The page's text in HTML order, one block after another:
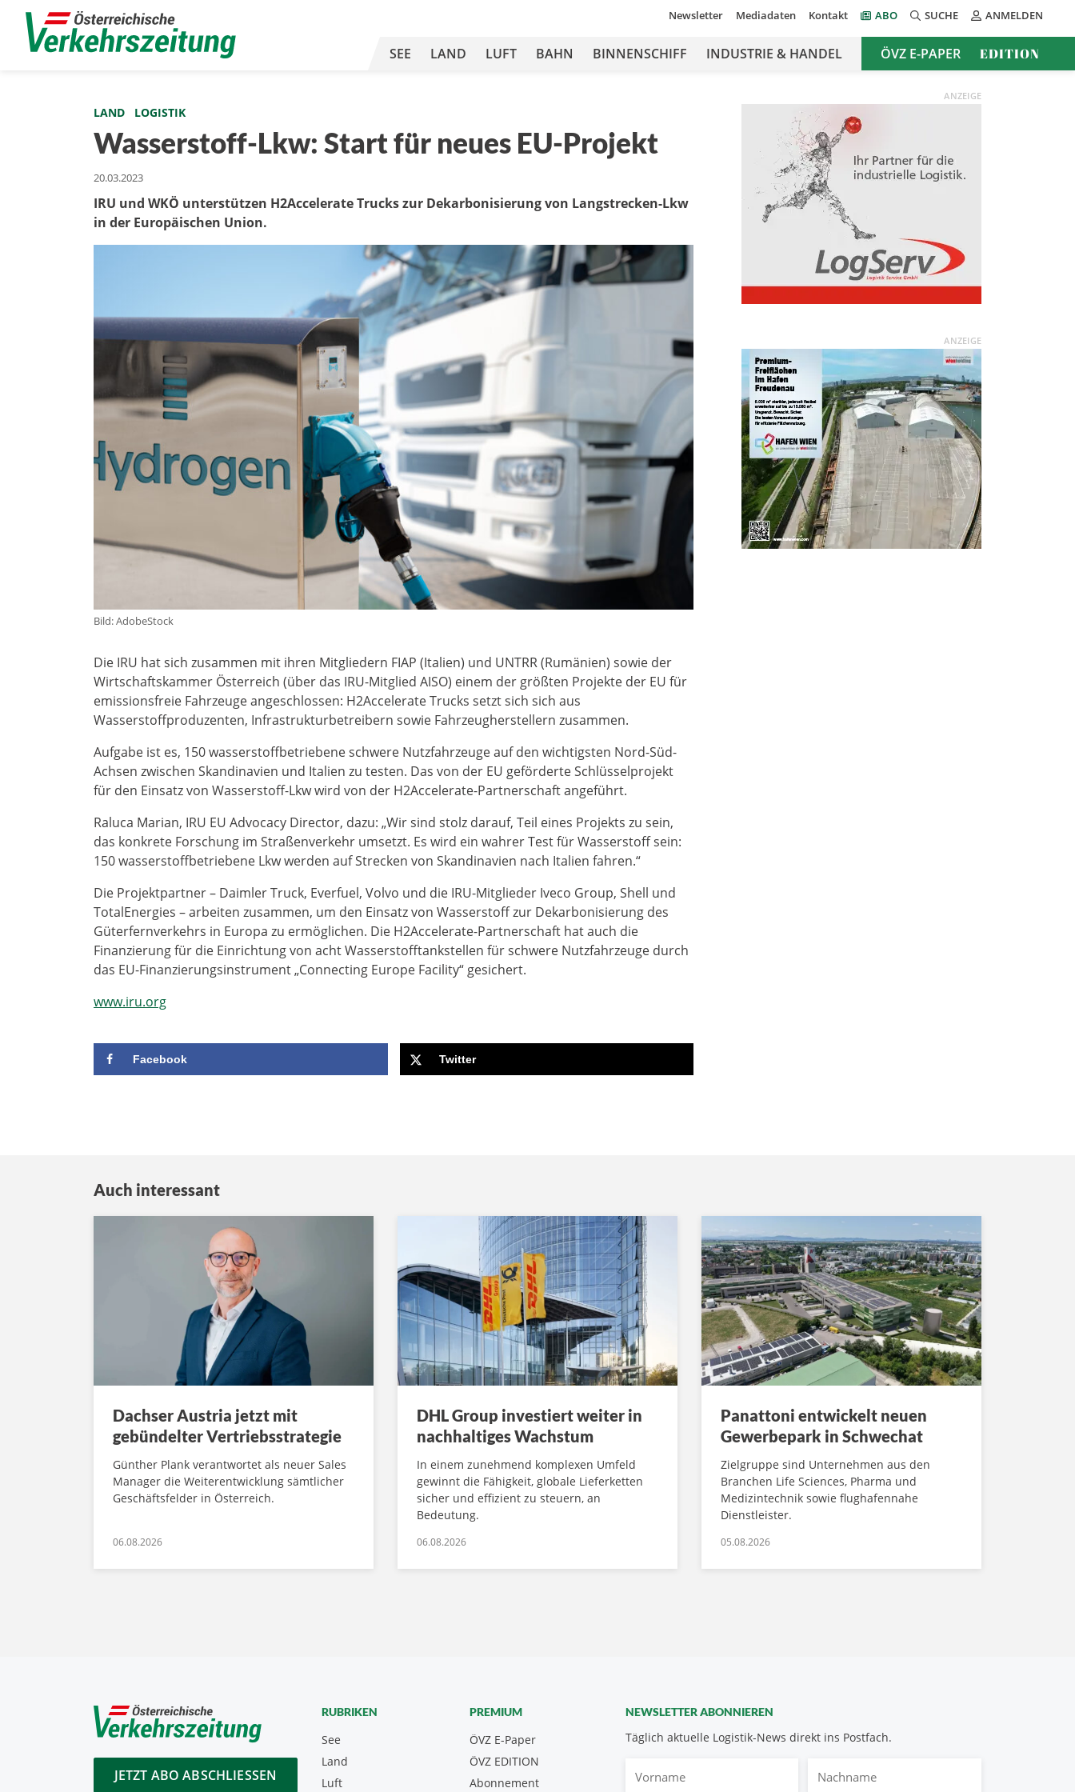
Newsletter Mediadaten Kontakt ABO SUCHE ANMELDEN
SEE LAND LUFT BAHN BINNENSCHIFF INDUSTRIE & HANDEL ÖVZ E-PAPER EDITION
LAND LOGISTIK
Wasserstoff-Lkw: Start für neues EU-Projekt
20.03.2023
IRU und WKÖ unterstützen H2Accelerate Trucks zur Dekarbonisierung von Langstrecken-Lkw
in der Europäischen Union.
Bild: AdobeStock
Die IRU hat sich zusammen mit ihren Mitgliedern FIAP (Italien) und UNTRR (Rumänien) sowie der
Wirtschaftskammer Österreich (über das IRU-Mitglied AISO) einem der größten Projekte der EU für
emissionsfreie Fahrzeuge angeschlossen: H2Accelerate Trucks setzt sich sich aus
Wasserstoffproduzenten, Infrastrukturbetreibern sowie Fahrzeugherstellern zusammen.
Aufgabe ist es, 150 wasserstoffbetriebene schwere Nutzfahrzeuge auf den wichtigsten Nord-Süd-
Achsen zwischen Skandinavien und Italien zu testen. Das von der EU geförderte Schlüsselprojekt
für den Einsatz von Wasserstoff-Lkw wird von der H2Accelerate-Partnerschaft angeführt.
Raluca Marian, IRU EU Advocacy Director, dazu: „Wir sind stolz darauf, Teil eines Projekts zu sein,
das konkrete Forschung im Straßenverkehr umsetzt. Es wird ein wahrer Test für Wasserstoff sein:
150 wasserstoffbetriebene Lkw werden auf Strecken von Skandinavien nach Italien fahren.“
Die Projektpartner – Daimler Truck, Everfuel, Volvo und die IRU-Mitglieder Iveco Group, Shell und
TotalEnergies – arbeiten zusammen, um den Einsatz von Wasserstoff zur Dekarbonisierung des
Güterfernverkehrs in Europa zu ermöglichen. Die H2Accelerate-Partnerschaft hat auch die
Finanzierung für die Einrichtung von acht Wasserstofftankstellen für schwere Nutzfahrzeuge durch
das EU-Finanzierungsinstrument „Connecting Europe Facility“ gesichert.
www.iru.org
Facebook Twitter
ANZEIGE
ANZEIGE
Auch interessant
Dachser Austria jetzt mit
gebündelter Vertriebsstrategie
Günther Plank verantwortet als neuer Sales
Manager die Weiterentwicklung sämtlicher
Geschäftsfelder in Österreich.
06.08.2026
DHL Group investiert weiter in
nachhaltiges Wachstum
In einem zunehmend komplexen Umfeld
gewinnt die Fähigkeit, globale Lieferketten
sicher und effizient zu steuern, an
Bedeutung.
06.08.2026
Panattoni entwickelt neuen
Gewerbepark in Schwechat
Zielgruppe sind Unternehmen aus den
Branchen Life Sciences, Pharma und
Medizintechnik sowie flughafennahe
Dienstleister.
05.08.2026
JETZT ABO ABSCHLIESSEN
NEWSLETTER ABONNIEREN
Täglich aktuelle Logistik-News direkt ins Postfach.
RUBRIKEN
See
Land
Luft
PREMIUM
ÖVZ E-Paper
Abonnement
ÖVZ EDITION